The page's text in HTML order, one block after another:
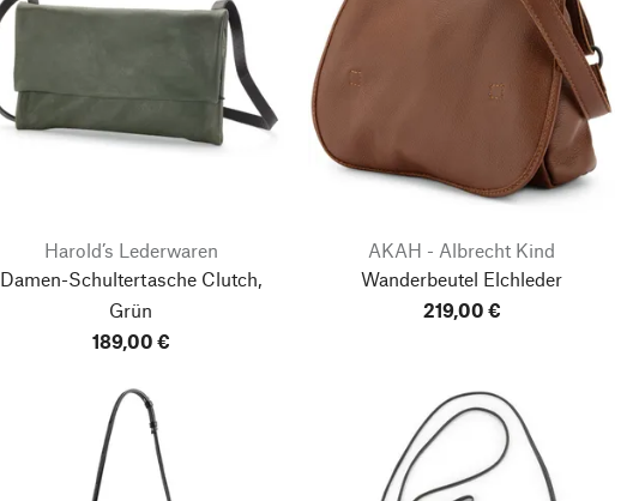
Harold’s Lederwaren
Damen-Schultertasche Clutch,
Grün
189,00 €
AKAH - Albrecht Kind
Wanderbeutel Elchleder
219,00 €